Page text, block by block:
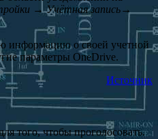
→Учётная запись→
информацию о своей учетной
параметры OneDrive.
Источник
того, чтобы проголосовать.